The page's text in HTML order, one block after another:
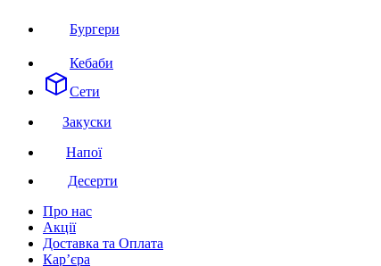
Бургери
Кебаби
Сети
Закуски
Напої
Десерти
Про нас
Акції
Доставка та Оплата
Кар’єра